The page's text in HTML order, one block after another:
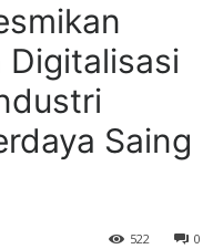
Digitalisasi
Saing
0
522